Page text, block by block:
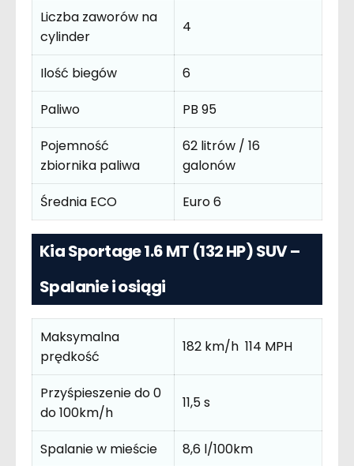
Liczba zaworów na
cylinder
4
Ilość biegów
6
Paliwo
PB 95
Pojemność
zbiornika paliwa
62 litrów / 16
galonów
Średnia ECO
Euro 6
Kia Sportage 1.6 MT (132 HP) SUV –
Spalanie i osiągi
Maksymalna
prędkość
182 km/h 114 MPH
Przyśpieszenie do 0
do 100km/h
11,5 s
Spalanie w mieście
8,6 l/100km